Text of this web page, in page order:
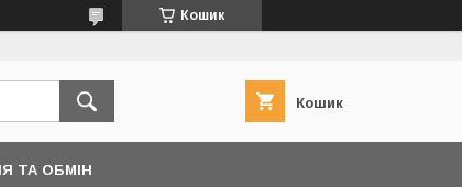
Кошик
Кошик
ТА ОБМІН